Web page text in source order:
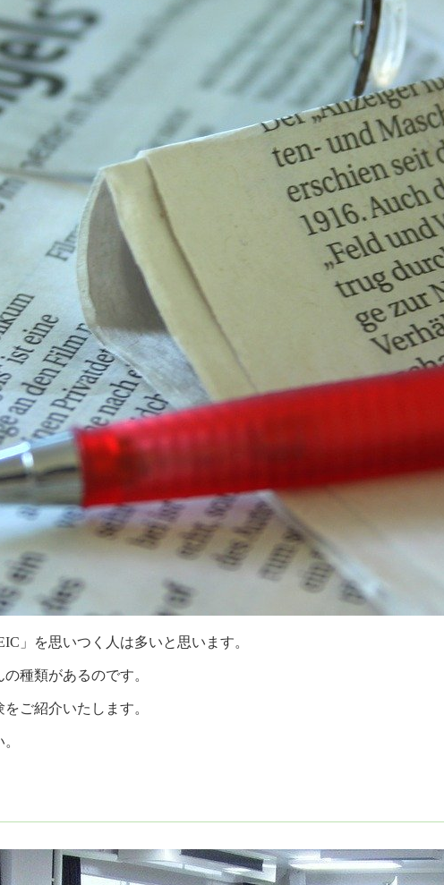
」を思いつく人は多いと思います。
種類があるのです。
ご紹介いたします。